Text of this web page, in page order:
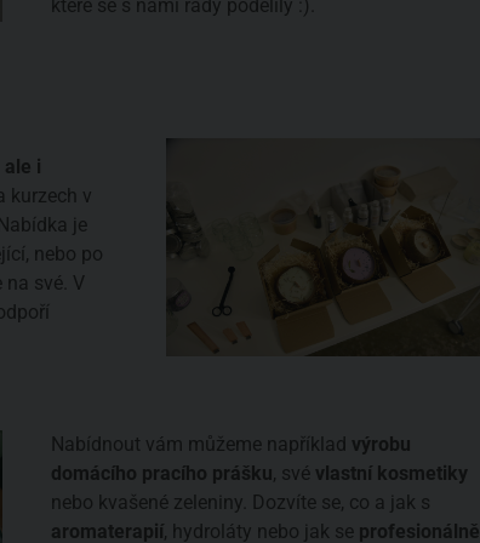
které se s námi rády podělily :).
i
kurzech v
Nabídka je
nebo po
své. V
Nabídnout vám můžeme například výrobu
domácího pracího prášku, své vlastní kosmetiky
nebo kvašené zeleniny. Dozvíte se, co a jak s
aromaterapií, hydroláty nebo jak se profesionálně